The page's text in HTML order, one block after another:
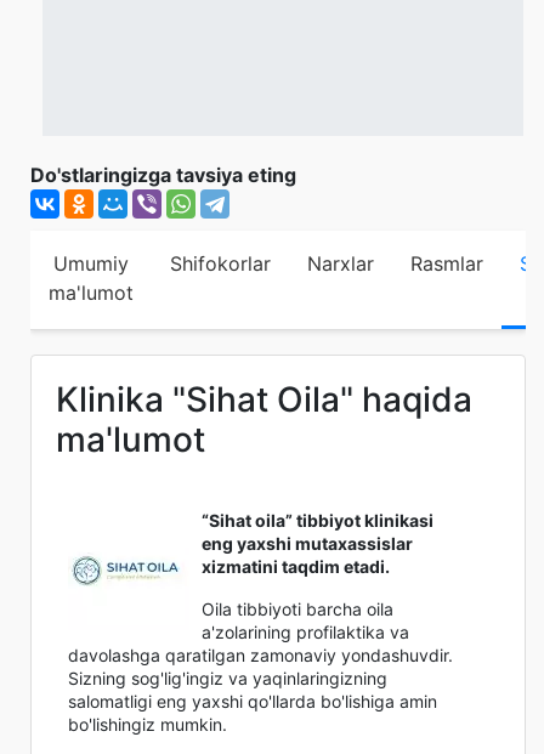
Do'stlaringizga tavsiya eting
Umumiy
ma'lumot
Shifokorlar Narxlar Rasmlar
Klinika "Sihat Oila" haqida
ma'lumot
“Sihat oila” tibbiyot klinikasi
eng yaxshi mutaxassislar
xizmatini taqdim etadi.
Oila tibbiyoti barcha oila
a'zolarining profilaktika va
davolashga qaratilgan zamonaviy yondashuvdir.
Sizning sog'lig'ingiz va yaqinlaringizning
salomatligi eng yaxshi qo'llarda bo'lishiga amin
bo'lishingiz mumkin.